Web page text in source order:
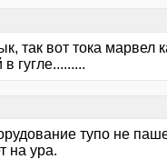
так вот тока марвел
гугле.........
тупо не
на ура.